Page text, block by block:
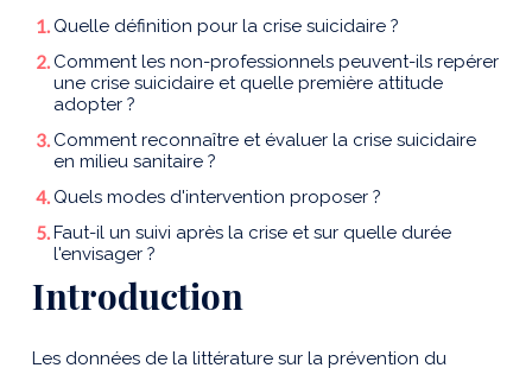
Quelle définition pour la crise suicidaire ?
Comment les non-professionnels peuvent-ils repérer
une crise suicidaire et quelle première attitude
adopter ?
Comment reconnaître et évaluer la crise suicidaire
en milieu sanitaire ?
Quels modes d'intervention proposer ?
Faut-il un suivi après la crise et sur quelle durée
l'envisager ?
Introduction
Les données de la littérature sur la prévention du